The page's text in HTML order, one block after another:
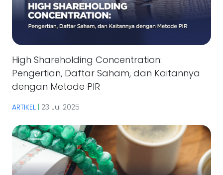
High Shareholding Concentration:
Pengertian, Daftar Saham, dan Kaitannya
dengan Metode PIR
ARTIKEL 23 Jul 2025